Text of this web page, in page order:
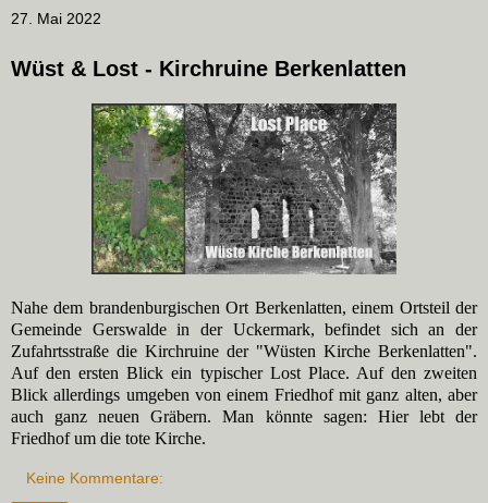
27. Mai 2022
Wüst & Lost - Kirchruine Berkenlatten
Nahe dem brandenburgischen Ort Berkenlatten, einem Ortsteil der
Gemeinde Gerswalde in der Uckermark, befindet sich an der
Zufahrtsstraße die Kirchruine der "Wüsten Kirche Berkenlatten".
Auf den ersten Blick ein typischer Lost Place. Auf den zweiten
Blick allerdings umgeben von einem Friedhof mit ganz alten, aber
auch ganz neuen Gräbern. Man könnte sagen: Hier lebt der
Friedhof um die tote Kirche.
Keine Kommentare: